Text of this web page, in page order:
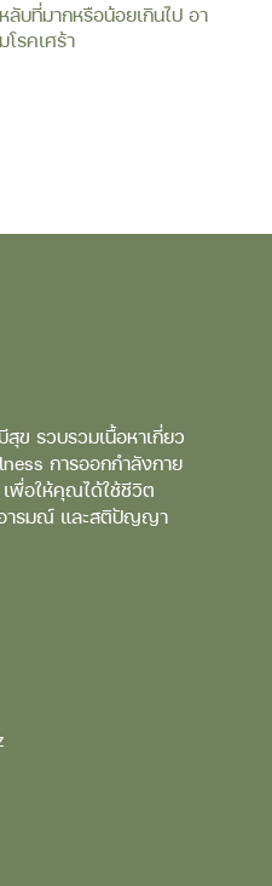
ลับที่มากหรือน้อยเกินไป อา
โรคเศร้า
ข รวบรวมเนื้อหาเกี่ยว
การออกกำลังกาย
พื่อให้คุณได้ใช้ชีวิต
อารมณ์ และสติปัญญา